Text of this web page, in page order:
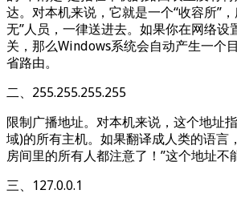
达。对本机来说，它就是一个“收容所”
无”人员，一律送进去。如果你在网络设
关，那么Windows系统会自动产生一个
省路由。
二、255.255.255.255
限制广播地址。对本机来说，这个地址
域)的所有主机。如果翻译成人类的语言
房间里的所有人都注意了！”这个地址不
三、127.0.0.1